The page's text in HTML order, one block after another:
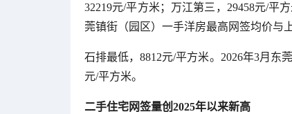
32219元/平方米；万江第三，29458元/平
莞镇街（园区）一手洋房最高网签均价与
石排最低，8812元/平方米。2026年3月东
元/平方米。
二手住宅网签量创2025年以来新高